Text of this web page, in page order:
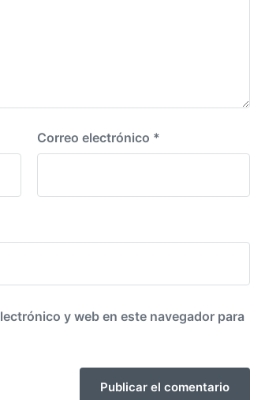
Correo electrónico *
y web en este navegador para